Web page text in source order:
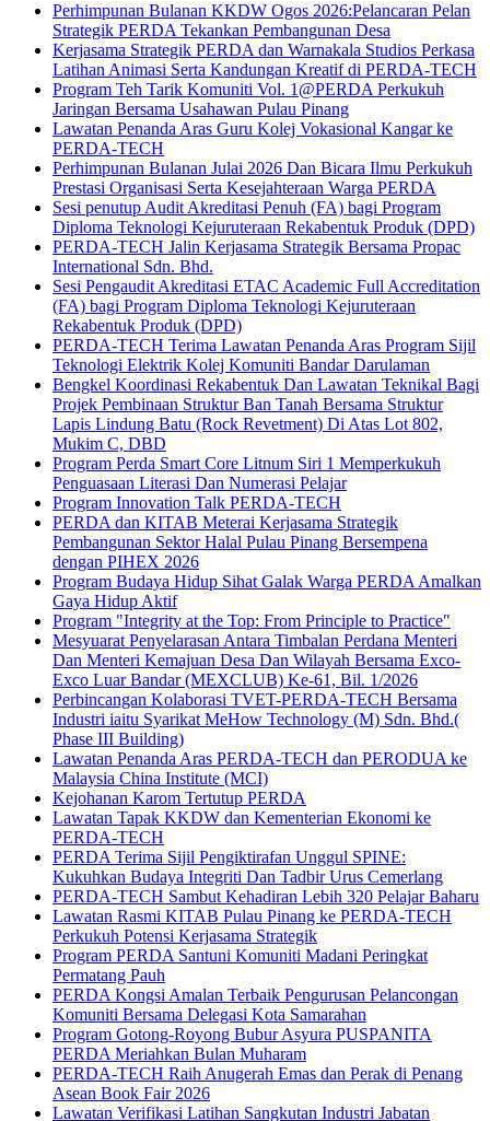
Perhimpunan Bulanan KKDW Ogos 2026:Pelancaran Pelan
Strategik PERDA Tekankan Pembangunan Desa
Kerjasama Strategik PERDA dan Warnakala Studios Perkasa
Latihan Animasi Serta Kandungan Kreatif di PERDA-TECH
Program Teh Tarik Komuniti Vol. 1@PERDA Perkukuh
Jaringan Bersama Usahawan Pulau Pinang
Lawatan Penanda Aras Guru Kolej Vokasional Kangar ke
PERDA-TECH
Perhimpunan Bulanan Julai 2026 Dan Bicara Ilmu Perkukuh
Prestasi Organisasi Serta Kesejahteraan Warga PERDA
Sesi penutup Audit Akreditasi Penuh (FA) bagi Program
Diploma Teknologi Kejuruteraan Rekabentuk Produk (DPD)
PERDA-TECH Jalin Kerjasama Strategik Bersama Propac
International Sdn. Bhd.
Sesi Pengaudit Akreditasi ETAC Academic Full Accreditation
(FA) bagi Program Diploma Teknologi Kejuruteraan
Rekabentuk Produk (DPD)
PERDA-TECH Terima Lawatan Penanda Aras Program Sijil
Teknologi Elektrik Kolej Komuniti Bandar Darulaman
Bengkel Koordinasi Rekabentuk Dan Lawatan Teknikal Bagi
Projek Pembinaan Struktur Ban Tanah Bersama Struktur
Lapis Lindung Batu (Rock Revetment) Di Atas Lot 802,
Mukim C, DBD
Program Perda Smart Core Litnum Siri 1 Memperkukuh
Penguasaan Literasi Dan Numerasi Pelajar
Program Innovation Talk PERDA-TECH
PERDA dan KITAB Meterai Kerjasama Strategik
Pembangunan Sektor Halal Pulau Pinang Bersempena
dengan PIHEX 2026
Program Budaya Hidup Sihat Galak Warga PERDA Amalkan
Gaya Hidup Aktif
Program "Integrity at the Top: From Principle to Practice"
Mesyuarat Penyelarasan Antara Timbalan Perdana Menteri
Dan Menteri Kemajuan Desa Dan Wilayah Bersama Exco-
Exco Luar Bandar (MEXCLUB) Ke-61, Bil. 1/2026
Perbincangan Kolaborasi TVET-PERDA-TECH Bersama
Industri iaitu Syarikat MeHow Technology (M) Sdn. Bhd.(
Phase III Building)
Lawatan Penanda Aras PERDA-TECH dan PERODUA ke
Malaysia China Institute (MCI)
Kejohanan Karom Tertutup PERDA
Lawatan Tapak KKDW dan Kementerian Ekonomi ke
PERDA-TECH
PERDA Terima Sijil Pengiktirafan Unggul SPINE:
Kukuhkan Budaya Integriti Dan Tadbir Urus Cemerlang
PERDA-TECH Sambut Kehadiran Lebih 320 Pelajar Baharu
Lawatan Rasmi KITAB Pulau Pinang ke PERDA-TECH
Perkukuh Potensi Kerjasama Strategik
Program PERDA Santuni Komuniti Madani Peringkat
Permatang Pauh
PERDA Kongsi Amalan Terbaik Pengurusan Pelancongan
Komuniti Bersama Delegasi Kota Samarahan
Program Gotong-Royong Bubur Asyura PUSPANITA
PERDA Meriahkan Bulan Muharam
PERDA-TECH Raih Anugerah Emas dan Perak di Penang
Asean Book Fair 2026
Lawatan Verifikasi Latihan Sangkutan Industri Jabatan